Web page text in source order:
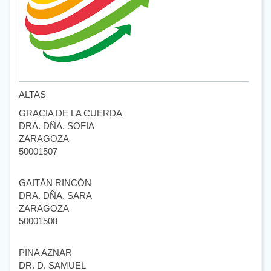
ALTAS
GRACIA DE LA CUERDA
DRA. DÑA. SOFIA
ZARAGOZA
50001507
GAITÁN RINCÓN
DRA. DÑA. SARA
ZARAGOZA
50001508
PINA AZNAR
DR. D. SAMUEL